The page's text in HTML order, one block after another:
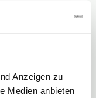
Anzeigen zu
Medien anbieten